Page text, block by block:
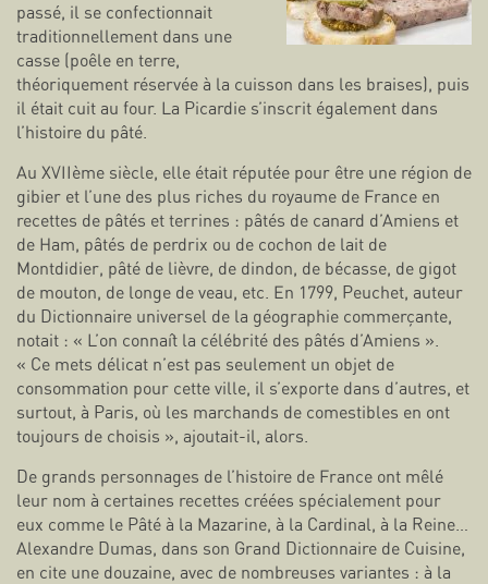
passé, il se confectionnait
traditionnellement dans une
casse (poêle en terre,
théoriquement réservée à la cuisson dans les braises), puis
il était cuit au four. La Picardie s’inscrit également dans
l’histoire du pâté.
Au XVIIème siècle, elle était réputée pour être une région de
gibier et l’une des plus riches du royaume de France en
recettes de pâtés et terrines : pâtés de canard d’Amiens et
de Ham, pâtés de perdrix ou de cochon de lait de
Montdidier, pâté de lièvre, de dindon, de bécasse, de gigot
de mouton, de longe de veau, etc. En 1799, Peuchet, auteur
du Dictionnaire universel de la géographie commerçante,
notait : « L’on connaît la célébrité des pâtés d’Amiens ».
« Ce mets délicat n’est pas seulement un objet de
consommation pour cette ville, il s’exporte dans d’autres, et
surtout, à Paris, où les marchands de comestibles en ont
toujours de choisis », ajoutait-il, alors.
De grands personnages de l’histoire de France ont mêlé
leur nom à certaines recettes créées spécialement pour
eux comme le Pâté à la Mazarine, à la Cardinal, à la Reine…
Alexandre Dumas, dans son Grand Dictionnaire de Cuisine,
en cite une douzaine, avec de nombreuses variantes : à la